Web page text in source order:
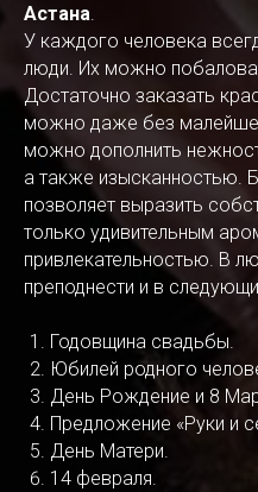
Астана.
У каждого человека
люди. Их можно
Достаточно заказать
можно даже без
можно дополнить
а также изысканностью.
позволяет выразить
только удивительным
привлекательностью. В
преподнести и в
Годовщина свадьбы.
Юбилей родного
День Рождение и 8
Предложение «Руки и
День Матери.
14 февраля.